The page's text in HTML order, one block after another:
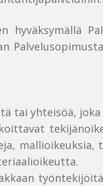
hyväksymällä
tai yhteisöä, joka